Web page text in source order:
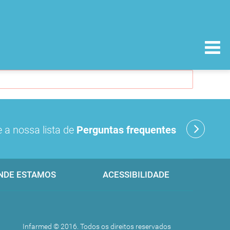
a nossa lista de Perguntas frequentes
ESTAMOS ACESSIBILIDADE
Infarmed © 2016. Todos os direitos reservados